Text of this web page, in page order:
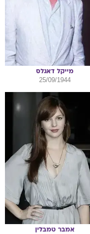
מייקל דאגלס
25/09/1944
אמבר טמבלין